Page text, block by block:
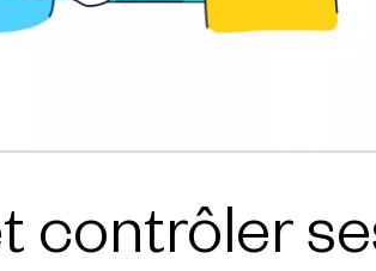
contrôler